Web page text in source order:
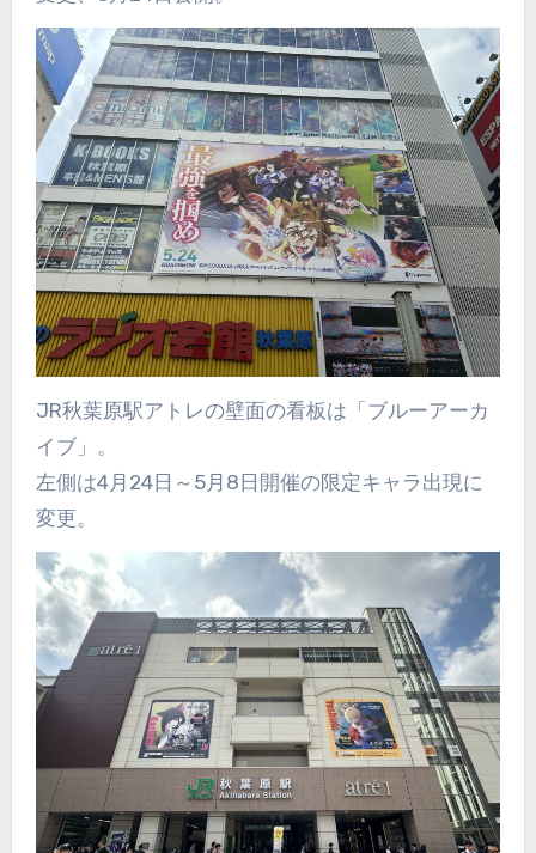
JR秋葉原駅アトレの壁面の看板は「ブルーアーカ
イブ」。
左側は4月24日～5月8日開催の限定キャラ出現に
変更。